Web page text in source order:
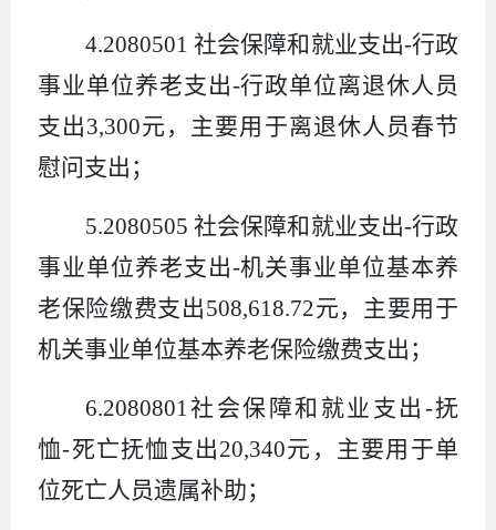
4.2080501社会保障和就业支出-行政
事业单位养老支出-行政单位离退休人员
支出3,300元，主要用于离退休人员春节
慰问支出；
5.2080505社会保障和就业支出-行政
事业单位养老支出-机关事业单位基本养
老保险缴费支出508,618.72元，主要用于
机关事业单位基本养老保险缴费支出；
6.2080801 社会保障和就业支出 -抚
恤-死亡抚恤支出20,340元，主要用于单
位死亡人员遗属补助；